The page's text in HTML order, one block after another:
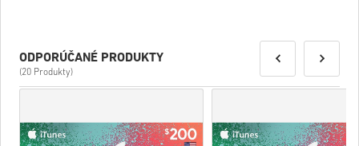
ODPORÚČANÉ PRODUKTY
(20 Produkty)